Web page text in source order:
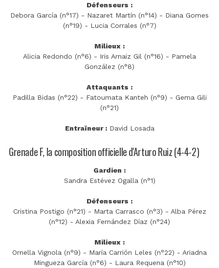
Défenseurs :
Debora García (n°17) - Nazaret Martín (n°14) - Diana Gomes
(n°19) - Lucia Corrales (n°7)
Milieux :
Alicia Redondo (n°6) - Iris Arnaiz Gil (n°16) - Pamela
González (n°8)
Attaquants :
Padilla Bidas (n°22) - Fatoumata Kanteh (n°9) - Gema Gili
(n°21)
Entraîneur :David Losada
Grenade F, la composition officielle d'Arturo Ruiz (4-4-2)
Gardien :
Sandra Estévez Ogalla (n°1)
Défenseurs :
Cristina Postigo (n°21) - Marta Carrasco (n°3) - Alba Pérez
(n°12) - Alexia Fernández Díaz (n°24)
Milieux :
Ornella Vignola (n°9) - María Carrión Leles (n°22) - Ariadna
Mingueza García (n°6) - Laura Requena (n°10)